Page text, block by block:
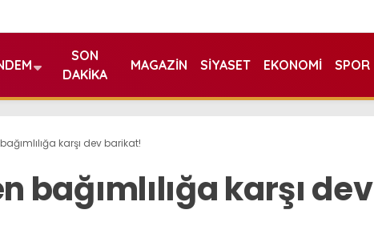
SON
DAKIKA
MAGAZIN SIYASET EKONOMI SPOR
karşı dev barikat!
bağımlılığa karşı dev